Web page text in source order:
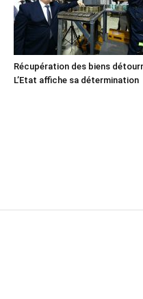
Récupération des biens
L’Etat affiche sa détermination